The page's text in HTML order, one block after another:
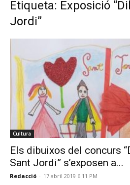
Etiqueta: Exposició
Jordi”
Cultura
Els dibuixos del concurs
Sant Jordi” s’exposen a...
Redacció - 17 abril 2019 6:11 PM